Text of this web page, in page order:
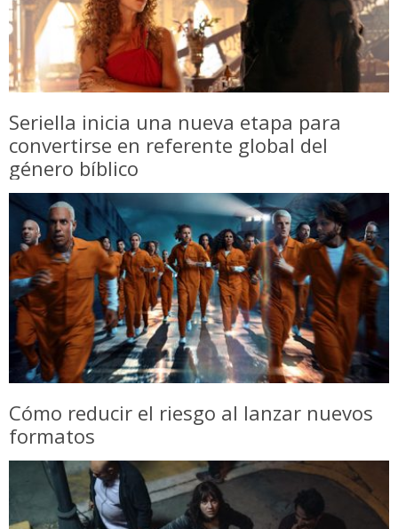
Seriella inicia una nueva etapa para
convertirse en referente global del
género bíblico
Cómo reducir el riesgo al lanzar nuevos
formatos